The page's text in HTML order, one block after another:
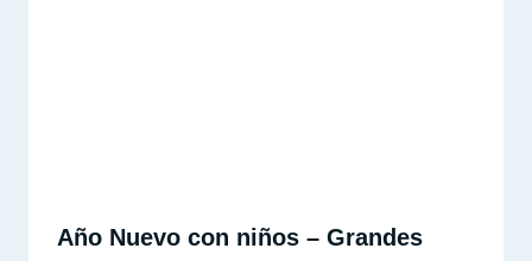
Año Nuevo con niños – Grandes